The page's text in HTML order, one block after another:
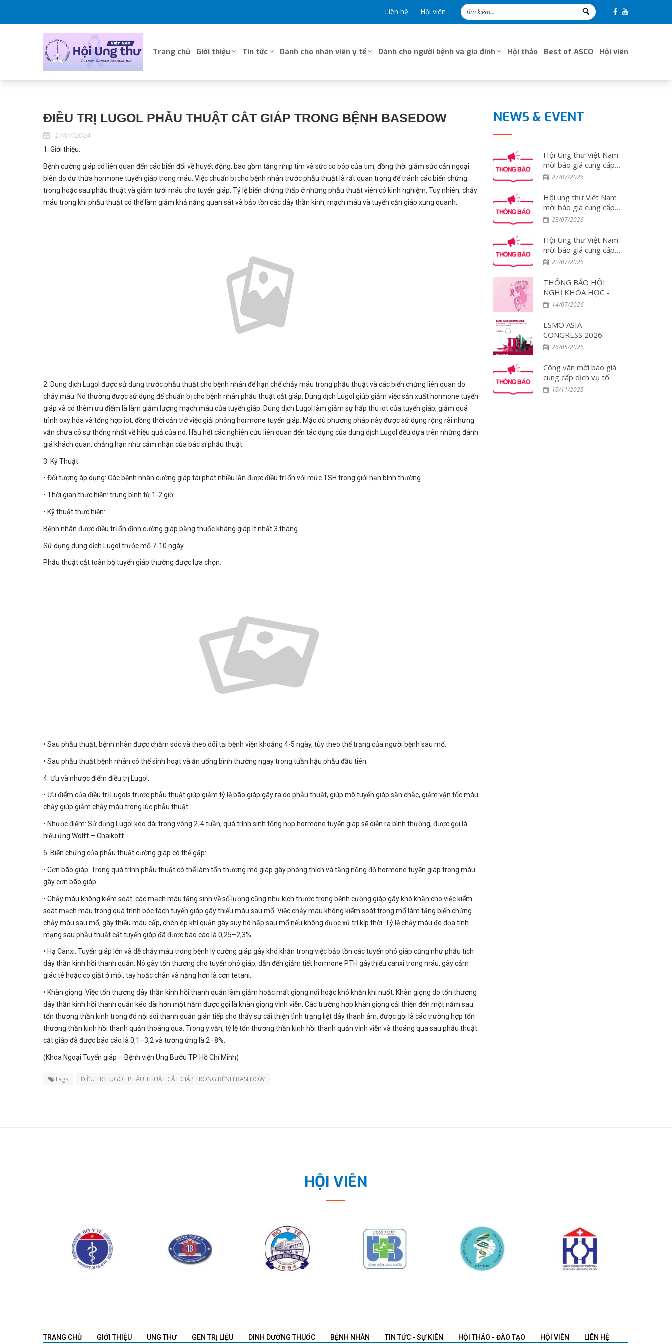
Liên hệ Hội viên
Trang chủ Giới thiệu Tin tức Dành cho nhân viên y tế Dành cho người bệnh và gia đình Hội thảo Best of ASCO Hội viên
ĐIỀU TRỊ LUGOL PHẪU THUẬT CẮT GIÁP TRONG BỆNH BASEDOW
17/07/2024
1. Giới thiệu:
Bệnh cường giáp có liên quan đến các biến đổi về huyết động, bao gồm tăng nhịp tim và sức co bóp của tim, đồng thời giảm sức cản ngoại
biên do dư thừa hormone tuyến giáp trong máu. Việc chuẩn bị cho bệnh nhân trước phẫu thuật là rất quan trọng để tránh các biến chứng
trong hoặc sau phẫu thuật và giảm tưới máu cho tuyến giáp. Tỷ lệ biến chứng thấp ở những phẫu thuật viên có kinh nghiệm. Tuy nhiên, chảy
máu trong khi phẫu thuật có thể làm giảm khả năng quan sát và bảo tồn các dây thần kinh, mạch máu và tuyến cận giáp xung quanh.
2. Dung dịch Lugol được sử dụng trước phẫu thuật cho bệnh nhân để hạn chế chảy máu trong phẫu thuật và các biến chứng liên quan do
chảy máu. Nó thường được sử dụng để chuẩn bị cho bệnh nhân phẫu thuật cắt giáp. Dung dịch Lugol giúp giảm việc sản xuất hormone tuyến
giáp và có thêm ưu điểm là làm giảm lượng mạch máu của tuyến giáp. Dung dịch Lugol làm giảm sự hấp thu iot của tuyến giáp, giảm quá
trình oxy hóa và tổng hợp iot, đồng thời cản trở việc giải phóng hormone tuyến giáp. Mặc dù phương pháp này được sử dụng rộng rãi nhưng
vẫn chưa có sự thống nhất về hiệu quả của nó. Hầu hết các nghiên cứu liên quan đến tác dụng của dung dịch Lugol đều dựa trên những đánh
giá khách quan, chẳng hạn như cảm nhận của bác sĩ phẫu thuật.
3. Kỹ Thuật
• Đối tượng áp dụng: Các bệnh nhân cường giáp tái phát nhiều lần được điều trị ổn với mức TSH trong giới hạn bình thường.
• Thời gian thực hiện: trung bình từ 1-2 giờ
• Kỹ thuật thực hiện:
Bệnh nhân được điều trị ổn định cường giáp bằng thuốc kháng giáp ít nhất 3 tháng.
Sử dụng dung dịch Lugol trước mổ 7-10 ngày.
Phẫu thuật cắt toàn bộ tuyến giáp thường được lựa chọn.
• Sau phẫu thuật, bệnh nhân được chăm sóc và theo dõi tại bệnh viện khoảng 4-5 ngày, tùy theo thể trạng của người bệnh sau mổ.
• Sau phẫu thuật bệnh nhân có thể sinh hoạt và ăn uống bình thường ngay trong tuần hậu phẫu đầu tiên.
4. Ưu và nhược điểm điều trị Lugol:
• Ưu điểm của điều trị Lugols trước phẫu thuật giúp giảm tỷ lệ bão giáp gây ra do phẫu thuật, giúp mô tuyến giáp săn chắc, giảm vận tốc máu
chảy giúp giảm chảy máu trong lúc phẫu thuật.
• Nhược điểm: Sử dụng Lugol kéo dài trong vòng 2-4 tuần, quá trình sinh tổng hợp hormone tuyến giáp sẽ diễn ra bình thường, được gọi là
hiệu ứng Wolff – Chaikoff.
5. Biến chứng của phẫu thuật cường giáp có thể gặp:
• Cơn bão giáp: Trong quá trình phẫu thuật có thể làm tổn thương mô giáp gây phóng thích và tăng nồng độ hormone tuyến giáp trong máu
gây cơn bão giáp.
• Chảy máu không kiểm soát: các mạch máu tăng sinh về số lượng cũng như kích thước trong bệnh cường giáp gây khó khăn cho việc kiểm
soát mạch máu trong quá trình bóc tách tuyến giáp gây thiếu máu sau mổ. Việc chảy máu không kiểm soát trong mổ làm tăng biến chứng
chảy máu sau mổ, gây thiếu máu cấp, chèn ép khí quản gây suy hô hấp sau mổ nếu không được xử trí kịp thời. Tỷ lệ chảy máu đe dọa tính
mạng sau phẫu thuật cắt tuyến giáp đã được báo cáo là 0,25–2,3%
• Hạ Canxi: Tuyến giáp lớn và dễ chảy máu trong bệnh lý cường giáp gây khó khăn trong việc bảo tồn các tuyến phó giáp cũng như phẫu tích
dây thần kinh hồi thanh quản. Nó gây tổn thương cho tuyến phó giáp, dẫn đến giảm tiết hormone PTH gâythiếu canxi trong máu, gây cảm
giác tê hoặc co giật ở môi, tay hoặc chân và nặng hơn là cơn tetani.
• Khàn giọng: Việc tổn thương dây thần kinh hồi thanh quản làm giảm hoặc mất giọng nói hoặc khó khăn khi nuốt. Khàn giọng do tổn thương
dây thần kinh hồi thanh quản kéo dài hơn một năm được gọi là khàn giọng vĩnh viễn. Các trường hợp khàn giọng cải thiện đến một năm sau
tổn thương thần kinh trong đó nội soi thanh quản gián tiếp cho thấy sự cải thiện tình trạng liệt dây thanh âm, được gọi là các trường hợp tổn
thương thần kinh hồi thanh quản thoáng qua. Trong y văn, tỷ lệ tổn thương thần kinh hồi thanh quản vĩnh viễn và thoáng qua sau phẫu thuật
cắt giáp đã được báo cáo là 0,1–3,2 và tương ứng là 2–8%.
(Khoa Ngoại Tuyến giáp – Bệnh viện Ung Bướu TP. Hồ Chí Minh)
Tags ĐIỀU TRỊ LUGOL PHẪU THUẬT CẮT GIÁP TRONG BỆNH BASEDOW
NEWS & EVENT
Hội Ung thư Việt Nam
mời báo giá cung cấp
dịch vụ tổ chức đoàn
nghị ESMO 2026 tại
Tây Ban Nha
27/07/2026
Hội ung thư Việt Nam
mời báo giá cung cấp
dịch vụ tổ chức đoàn
nghị WCLC 2026 tại
Hàn Quốc
23/07/2026
Hội Ung thư Việt Nam
mời báo giá cung cấp
dịch vụ tổ chức đoàn
nghị PCUT Huế 2026
22/07/2026
THÔNG BÁO HỘI
NGHỊ KHOA HỌC -
DIỄN ĐÀN THẢO
Tối ưu hóa điều trị đa
mô thức và Chăm sóc
toàn diện Bệnh nhân
Ung thư Vú tại Việt
Nam – Lần 2
14/07/2026
ESMO ASIA
CONGRESS 2026
26/05/2026
Công văn mời báo giá
cung cấp dịch vụ tổ
chức đoàn đại biểu
19/11/2025
HỘI VIÊN
TRANG CHỦ GIỚI THIỆU UNG THƯ GEN TRỊ LIỆU DINH DƯỠNG THUỐC BỆNH NHÂN TIN TỨC - SỰ KIÊN HỘI THẢO - ĐÀO TẠO HỘI VIÊN LIÊN HỆ